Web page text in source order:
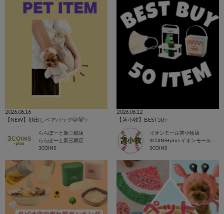
2026.06.16
【NEW】顔出しベアバッグ🐶🐻️✨
ららぽーと新三郷店
ららぽーと新三郷店
3COINS
2026.06.12
【苫小牧】BEST50✨
イオンモール苫小牧店
3COINS